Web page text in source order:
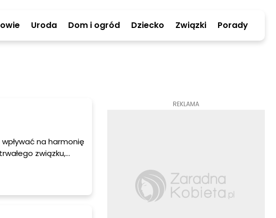
Uroda Dom i ogród Dziecko Związki Porady
na harmonię
związku,
REKLAMA